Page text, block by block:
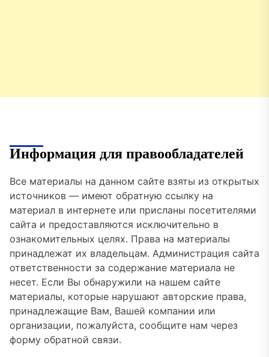
Информация для правообладателей
Все материалы на данном сайте взяты из открытых
источников — имеют обратную ссылку на
материал в интернете или присланы посетителями
сайта и предоставляются исключительно в
ознакомительных целях. Права на материалы
принадлежат их владельцам. Администрация сайта
ответственности за содержание материала не
несет. Если Вы обнаружили на нашем сайте
материалы, которые нарушают авторские права,
принадлежащие Вам, Вашей компании или
организации, пожалуйста, сообщите нам через
форму обратной связи.